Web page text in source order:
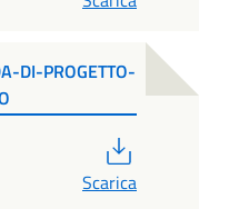
DI-PROGETTO-
Scarica